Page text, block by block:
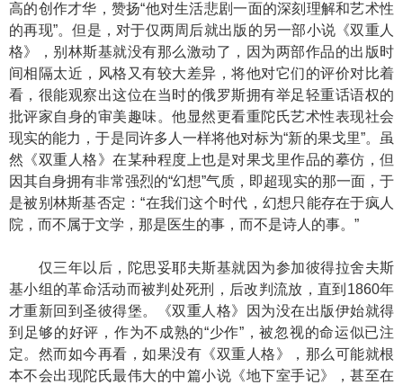
高的创作才华，赞扬“他对生活悲剧一面的深刻理解和艺术性
的再现”。但是，对于仅两周后就出版的另一部小说《双重人
格》，别林斯基就没有那么激动了，因为两部作品的出版时
间相隔太近，风格又有较大差异，将他对它们的评价对比着
看，很能观察出这位在当时的俄罗斯拥有举足轻重话语权的
批评家自身的审美趣味。他显然更看重陀氏艺术性表现社会
现实的能力，于是同许多人一样将他对标为“新的果戈里”。虽
然《双重人格》在某种程度上也是对果戈里作品的摹仿，但
因其自身拥有非常强烈的“幻想”气质，即超现实的那一面，于
是被别林斯基否定：“在我们这个时代，幻想只能存在于疯人
院，而不属于文学，那是医生的事，而不是诗人的事。”
仅三年以后，陀思妥耶夫斯基就因为参加彼得拉舍夫斯
基小组的革命活动而被判处死刑，后改判流放，直到1860年
才重新回到圣彼得堡。《双重人格》因为没在出版伊始就得
到足够的好评，作为不成熟的“少作”，被忽视的命运似已注
定。然而如今再看，如果没有《双重人格》，那么可能就根
本不会出现陀氏最伟大的中篇小说《地下室手记》，甚至在